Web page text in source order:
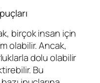
birçok insan için
olabilir. Ancak,
dolu olabilir
Bu